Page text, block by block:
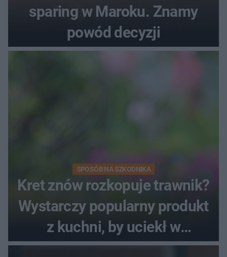
sparing w Maroku. Znamy
powód decyzji
SPOSÓB NA SZKODNIKA
Kret znów rozkopuje trawnik?
Wystarczy popularny produkt
z kuchni, by uciekł w
popłochu